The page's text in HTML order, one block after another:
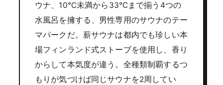
ウナ、10℃未満から33℃まで揃う4つの
水風呂を擁する、男性専用のサウナのテー
マパークだ。薪サウナは都内でも珍しい本
場フィンランド式ストーブを使用し、香り
からして本気度が違う。全種類制覇するつ
もりが気づけば同じサウナを2周してい